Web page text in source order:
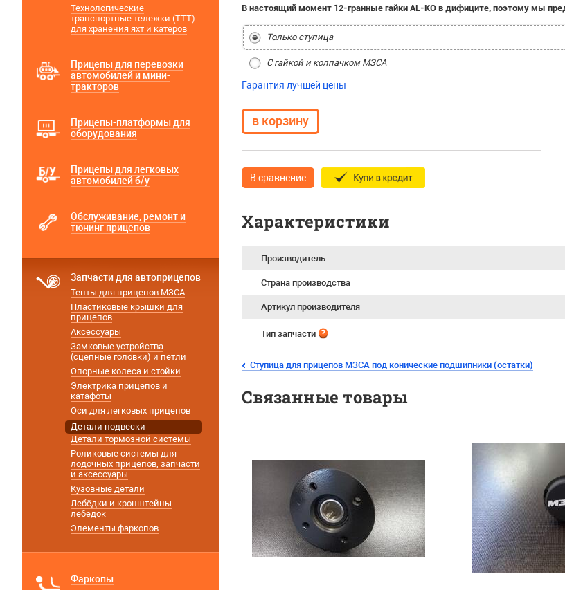
В настоящий момент 12-гранные гайки AL-KO в дифиците, поэтому мы
Только ступица
С гайкой и колпачком МЗСА
Гарантия лучшей цены
В сравнение
Характеристики
Производитель
Страна производства
Артикул производителя
Тип запчасти
Ступица для прицепов МЗСА под конические подшипники (остатки)
Связанные товары
Технологические
транспортные тележки (ТТТ)
для хранения яхт и катеров
Прицепы для перевозки
автомобилей и мини-
тракторов
Прицепы-платформы для
оборудования
Прицепы для легковых
автомобилей б/у
Обслуживание, ремонт и
тюнинг прицепов
Запчасти для автоприцепов
Тенты для прицепов МЗСА
Пластиковые крышки для
прицепов
Аксессуары
Замковые устройства
(сцепные головки) и петли
Опорные колеса и стойки
Электрика прицепов и
катафоты
Оси для легковых прицепов
Детали подвески
Детали тормозной системы
Роликовые системы для
лодочных прицепов, запчасти
и аксессуары
Кузовные детали
Лебёдки и кронштейны
лебедок
Элементы фаркопов
Фаркопы